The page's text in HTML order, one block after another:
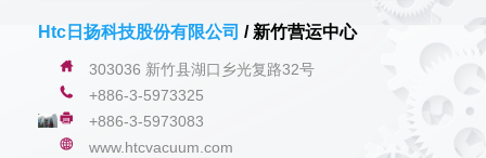
Htc日扬科技股份有限公司 / 新竹营运中心
303036 新竹县湖口乡光复路32号
+886-3-5973325
+886-3-5973083
www. htcvacuum.com